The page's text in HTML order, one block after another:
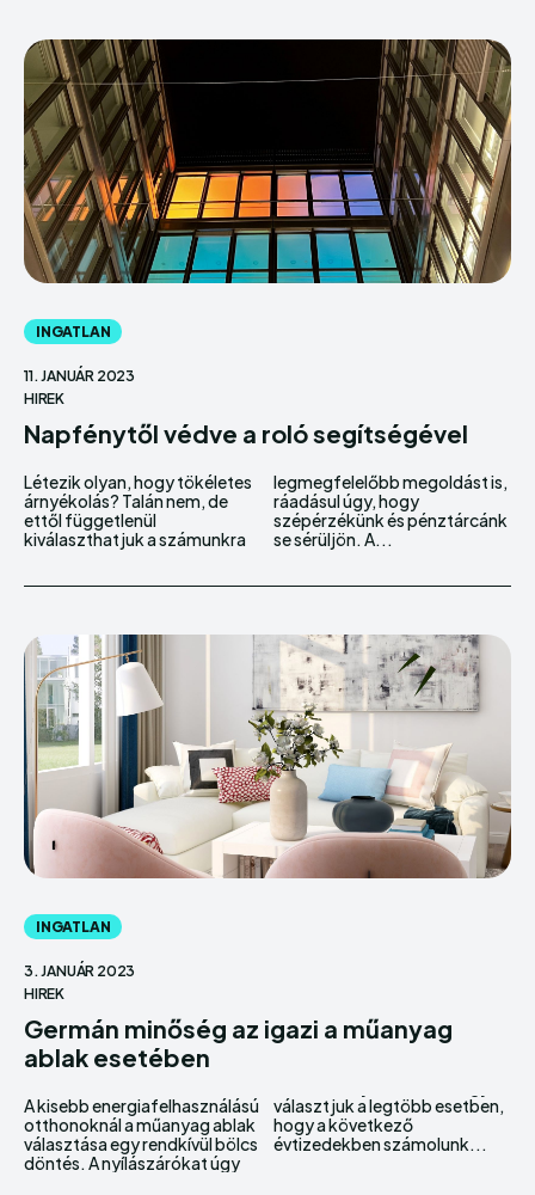
INGATLAN
11. JANUÁR 2023
HIREK
Napfénytől védve a roló segítségével
Létezik olyan, hogy tökéletes
árnyékolás? Talán nem, de
ettől függetlenül
kiválaszthatjuk a számunkra
legmegfelelőbb megoldást is,
ráadásul úgy, hogy
szépérzékünk és pénztárcánk
se sérüljön. A...
INGATLAN
3. JANUÁR 2023
HIREK
Germán minőség az igazi a műanyag
ablak esetében
A kisebb energiafelhasználású
otthonoknál a műanyag ablak
választása egy rendkívül bölcs
döntés. A nyílászárókat úgy
választjuk a legtöbb esetben,
hogy a következő
évtizedekben számolunk...